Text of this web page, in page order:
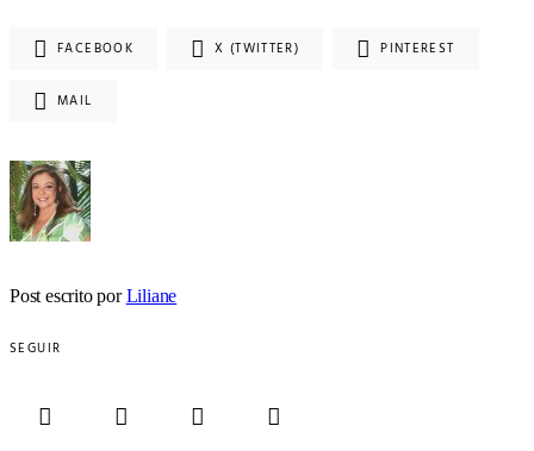
FACEBOOK X (TWITTER) PINTEREST
MAIL
Post escrito por Liliane
SEGUIR